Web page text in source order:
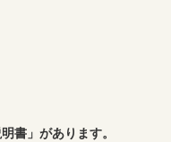
書」があります。